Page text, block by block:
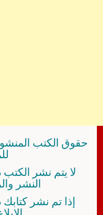
حقوق الكتب
لا يتم نشر
النشر
إذا تم نشر